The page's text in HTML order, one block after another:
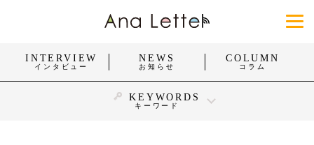
INTERVIEW
インタビュー
NEWS
お知らせ
COLUMN
コラム
KEYWORDS
キーワード